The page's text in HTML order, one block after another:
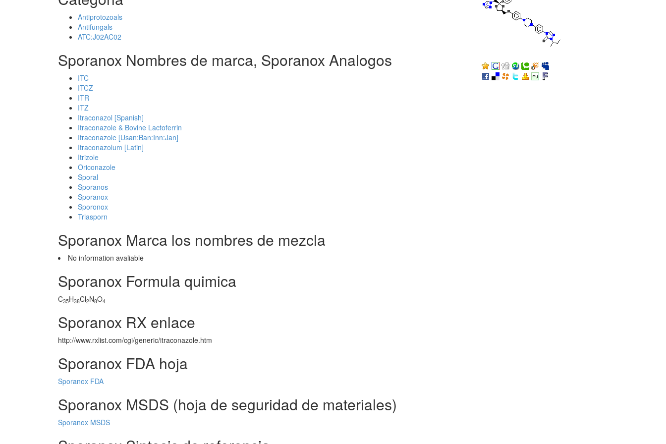
Antiprotozoals
Antifungals
ATC:J02AC02
Sporanox Nombres de marca, Sporanox Analogos
ITC
ITCZ
ITR
ITZ
Itraconazol [Spanish]
Itraconazole & Bovine Lactoferrin
Itraconazole [Usan:Ban:Inn:Jan]
Itraconazolum [Latin]
Itrizole
Oriconazole
Sporal
Sporanos
Sporanox
Sporonox
Triasporn
Sporanox Marca los nombres de mezcla
No information avaliable
Sporanox Formula quimica
C35H38Cl2N8O4
Sporanox RX enlace
http://www.rxlist.com/cgi/generic/itraconazole.htm
Sporanox FDA hoja
Sporanox FDA
Sporanox MSDS (hoja de seguridad de materiales)
Sporanox MSDS